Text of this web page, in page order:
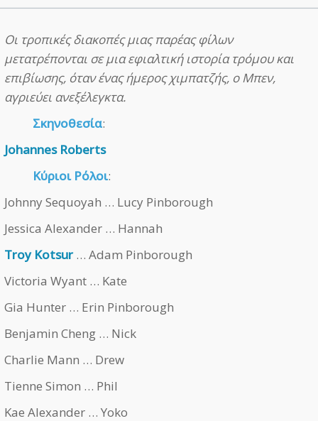
Oι τροπικές διακοπές μιας παρέας φίλων
μετατρέπονται σε μια εφιαλτική ιστορία τρόμου και
επιβίωσης, όταν ένας ήμερος χιμπατζής, ο Μπεν,
αγριεύει ανεξέλεγκτα.
Σκηνοθεσία:
Johannes Roberts
Κύριοι Ρόλοι:
Johnny Sequoyah … Lucy Pinborough
Jessica Alexander … Hannah
Troy Kotsur … Adam Pinborough
Victoria Wyant … Kate
Gia Hunter … Erin Pinborough
Benjamin Cheng … Nick
Charlie Mann … Drew
Tienne Simon … Phil
Kae Alexander … Yoko